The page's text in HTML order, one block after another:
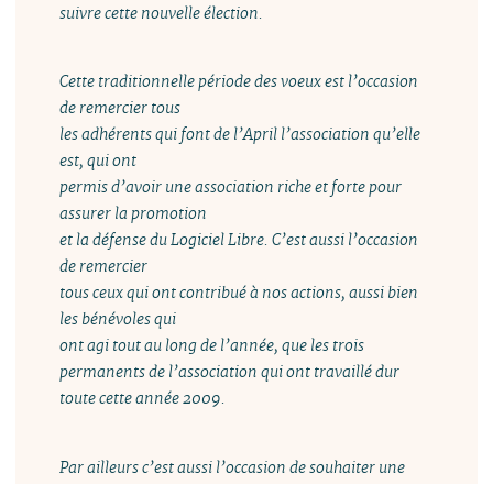
suivre cette nouvelle élection.
Cette traditionnelle période des voeux est l’occasion
de remercier tous
les adhérents qui font de l’April l’association qu’elle
est, qui ont
permis d’avoir une association riche et forte pour
assurer la promotion
et la défense du Logiciel Libre. C’est aussi l’occasion
de remercier
tous ceux qui ont contribué à nos actions, aussi bien
les bénévoles qui
ont agi tout au long de l’année, que les trois
permanents de l’association qui ont travaillé dur
toute cette année 2009.
Par ailleurs c’est aussi l’occasion de souhaiter une